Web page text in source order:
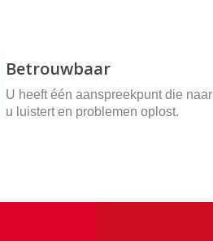
Betrouwbaar
U heeft één aanspreekpunt die naar
u luistert en problemen oplost.